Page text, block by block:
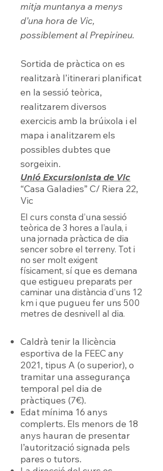
mitja muntanya a menys
d’una hora de Vic,
possiblement al Prepirineu.
Sortida de pràctica on es
realitzarà l’itinerari planificat
en la sessió teòrica,
realitzarem diversos
exercicis amb la brúixola i el
mapa i analitzarem els
possibles dubtes que
sorgeixin.
Unió Excursionista de Vic
“Casa Galadies” C/ Riera 22,
Vic
El curs consta d’una sessió
teòrica de 3 hores a l’aula, i
una jornada pràctica de dia
sencer sobre el terreny. Tot i
no ser molt exigent
físicament, sí que es demana
que estigueu preparats per
caminar una distància d’uns 12
km i que pugueu fer uns 500
metres de desnivell al dia.
Caldrà tenir la llicència
esportiva de la FEEC any
2021, tipus A (o superior), o
tramitar una assegurança
temporal pel dia de
pràctiques (7€).
Edat mínima 16 anys
complerts. Els menors de 18
anys hauran de presentar
l’autorització signada pels
pares o tutors.